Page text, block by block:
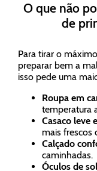
O que não
de
Para tirar o
preparar bem a
isso pede uma
Roupa em
temperatura
Casaco leve
mais frescos
Calçado
caminhadas.
Óculos de